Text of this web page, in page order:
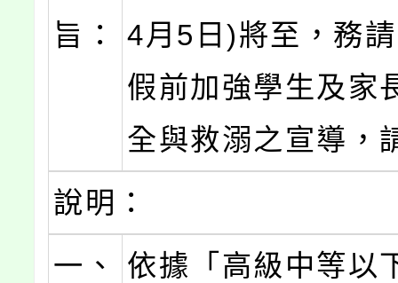
旨：
4月5日)將至，務
假前加強學生及家
全與救溺之宣導，
說明：
一、
依據「高級中等以